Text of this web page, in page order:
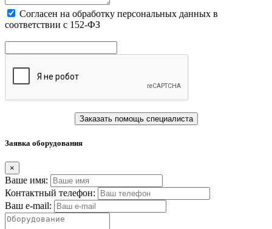
Cогласен на обработку персональных данных в
соответствии с 152-ФЗ
Заказать помощь специалиста
Заявка оборудования
×
Ваше имя:
Контактный телефон:
Ваш e-mail: